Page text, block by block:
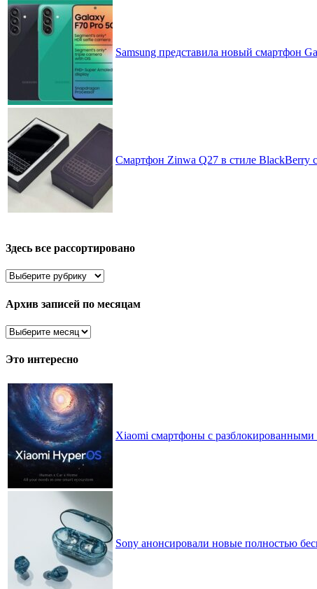
Samsung представила новый смартфон
Смартфон Zinwa Q27 в стиле BlackBerry
Здесь все рассортировано
Здесь
рассортировано
Архив записей по месяцам
Архив
по
Это интересно
Xiaomi смартфоны с разблокированными
Sony анонсировали новые полностью